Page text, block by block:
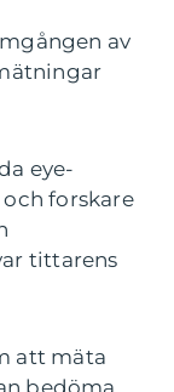
av
eye-
forskare
tittarens
att mäta
bedöma